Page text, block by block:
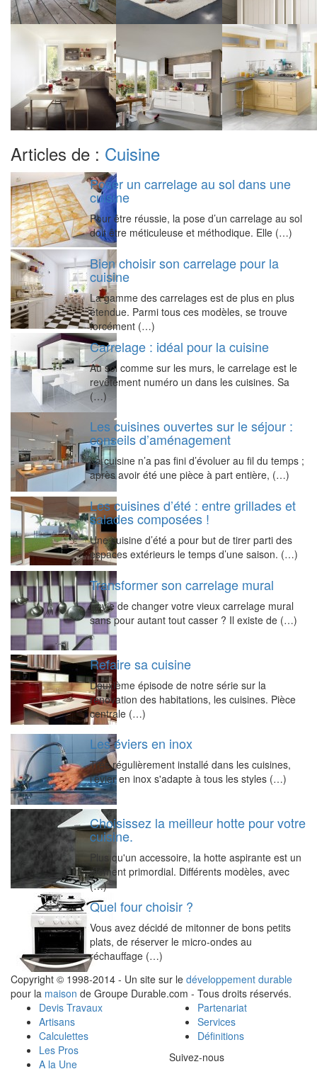
Articles de : Cuisine
Poser un carrelage au sol dans une
cuisine
Pour être réussie, la pose d’un carrelage au sol
doit être méticuleuse et méthodique. Elle (…)
Bien choisir son carrelage pour la
cuisine
La gamme des carrelages est de plus en plus
étendue. Parmi tous ces modèles, se trouve
forcément (…)
Carrelage : idéal pour la cuisine
Au sol comme sur les murs, le carrelage est le
revêtement numéro un dans les cuisines. Sa
(…)
Les cuisines ouvertes sur le séjour :
conseils d’aménagement
La cuisine n’a pas fini d’évoluer au fil du temps ;
après avoir été une pièce à part entière, (…)
Les cuisines d’été : entre grillades et
salades composées !
Une cuisine d’été a pour but de tirer parti des
espaces extérieurs le temps d’une saison. (…)
Transformer son carrelage mural
Envie de changer votre vieux carrelage mural
sans pour autant tout casser ? Il existe de (…)
Refaire sa cuisine
Deuxième épisode de notre série sur la
rénovation des habitations, les cuisines. Pièce
centrale (…)
Les éviers en inox
Très régulièrement installé dans les cuisines,
l'évier en inox s'adapte à tous les styles (…)
Choisissez la meilleur hotte pour votre
cuisine.
Plus qu'un accessoire, la hotte aspirante est un
élément primordial. Différents modèles, avec
(…)
Quel four choisir ?
Vous avez décidé de mitonner de bons petits
plats, de réserver le micro-ondes au
réchauffage (…)
Copyright © 1998-2014 - Un site sur le développement durable
pour la maison de Groupe Durable.com - Tous droits réservés.
Devis Travaux
Artisans
Calculettes
Les Pros
A la Une
Partenariat
Services
Définitions
Suivez-nous